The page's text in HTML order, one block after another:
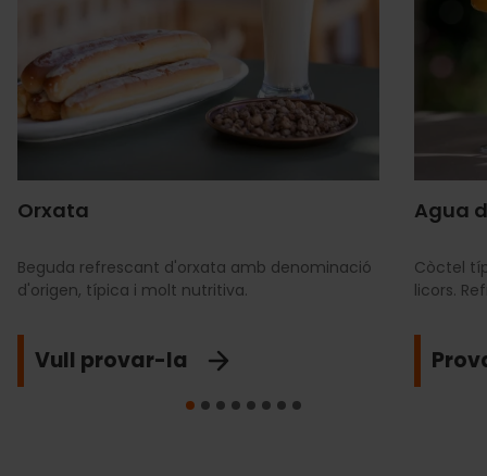
Orxata
Beguda refrescant d'orxata amb denominació
d'origen, típica i molt nutritiva.
Vull provar-la
Agua
Còctel
licors.